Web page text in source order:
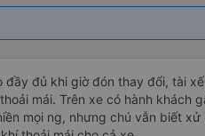
đầy đủ khi giờ đón thay đổi, tài
mái. Trên xe có hành khách
mọi ng, nhưng chú vẫn biết xử